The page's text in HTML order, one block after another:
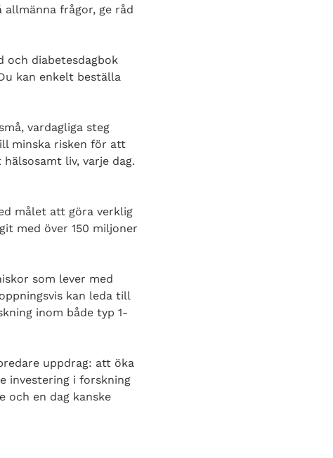
allmänna frågor, ge råd
och diabetesdagbok
kan enkelt beställa
vardagliga steg
minska risken för att
liv, varje dag.
målet att göra verklig
med över 150 miljoner
som lever med
kan leda till
inom både typ 1-
uppdrag: att öka
investering i forskning
och en dag kanske